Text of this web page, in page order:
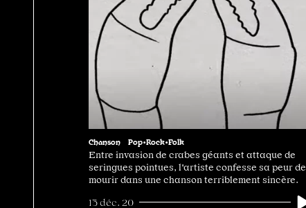
Chanson Pop•Rock•Folk
Entre invasion de crabes géants et attaque de
seringues pointues, l'artiste confesse sa peur de
mourir dans une chanson terriblement sincère.
13 déc. 20